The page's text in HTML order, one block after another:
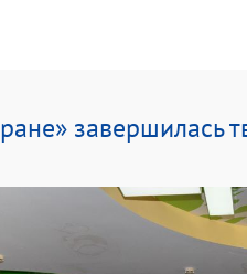
завершилась